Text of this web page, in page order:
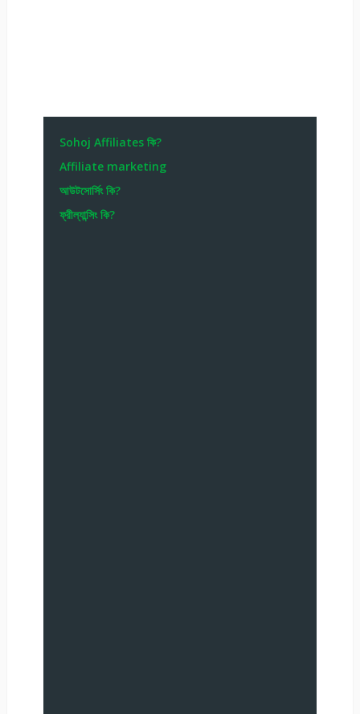
Sohoj Affiliates কি?
Affiliate marketing
আউটসোর্সিং কি?
ফ্রীল্যান্সিং কি?